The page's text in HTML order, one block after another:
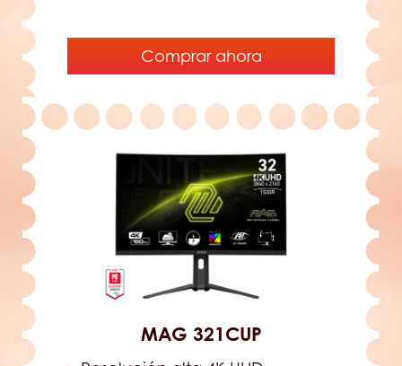
Comprar ahora
MAG 321CUP